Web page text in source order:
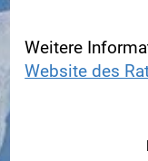
Weitere
Website des